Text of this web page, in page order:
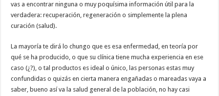
vas a encontrar ninguna o muy poquísima información útil para la
verdadera: recuperación, regeneración o simplemente la plena
curación (salud).
La mayoría te dirá lo chungo que es esa enfermedad, en teoría por
qué se ha producido, o que su clínica tiene mucha experiencia en ese
caso (¿?), o tal productos es ideal o único, las personas estas muy
confundidas o quizás en cierta manera engañadas o mareadas vaya a
saber, bueno así va la salud general de la población, no hay casi